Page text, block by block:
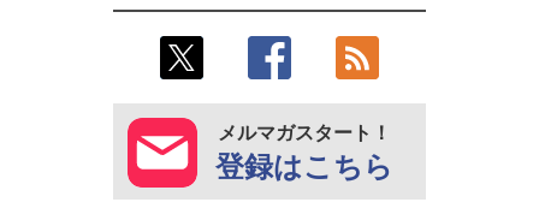
メルマガスタート！
登録はこちら